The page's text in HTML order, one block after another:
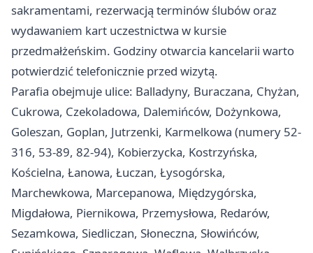
sakramentami, rezerwacją terminów ślubów oraz
wydawaniem kart uczestnictwa w kursie
przedmałżeńskim. Godziny otwarcia kancelarii warto
potwierdzić telefonicznie przed wizytą.
Parafia obejmuje ulice: Balladyny, Buraczana, Chyżan,
Cukrowa, Czekoladowa, Dalemińców, Dożynkowa,
Goleszan, Goplan, Jutrzenki, Karmelkowa (numery 52-
316, 53-89, 82-94), Kobierzycka, Kostrzyńska,
Kościelna, Łanowa, Łuczan, Łysogórska,
Marchewkowa, Marcepanowa, Międzygórska,
Migdałowa, Piernikowa, Przemysłowa, Redarów,
Sezamkowa, Siedliczan, Słoneczna, Słowińców,